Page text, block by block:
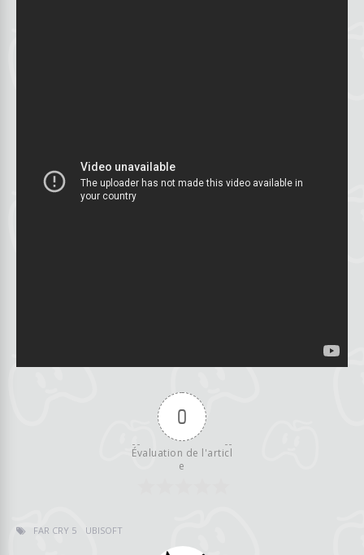
0
Évaluation de l'articl
e
FAR CRY 5 UBISOFT